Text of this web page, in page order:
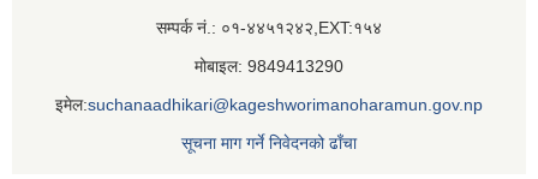
सम्पर्क नं.: ०१-४४५१२४२,EXT:१५४
मोबाइल: 9849413290
इमेल:suchanaadhikari@kageshworimanoharamun.gov.np
सूचना माग गर्ने निवेदनको ढाँचा